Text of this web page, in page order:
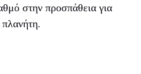
στην προσπάθεια για